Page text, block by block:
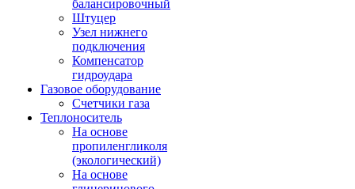
балансировочный
Штуцер
Узел нижнего
подключения
Компенсатор
гидроудара
Газовое оборудование
Счетчики газа
Теплоноситель
На основе
пропиленгликоля
(экологический)
На основе